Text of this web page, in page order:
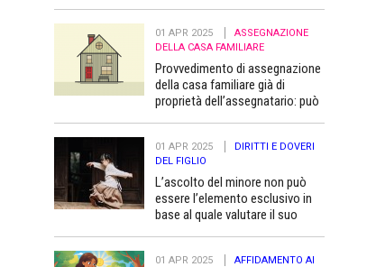
01 APR 2025
ASSEGNAZIONE
DELLA CASA FAMILIARE
Provvedimento di assegnazione
della casa familiare già di
proprietà dell’assegnatario: può
01 APR 2025
DIRITTI E DOVERI
DEL FIGLIO
L’ascolto del minore non può
essere l’elemento esclusivo in
base al quale valutare il suo
01 APR 2025
AFFIDAMENTO AI